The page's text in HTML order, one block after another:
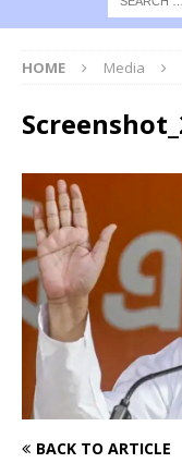
HOME Media
BACK TO ARTICLE